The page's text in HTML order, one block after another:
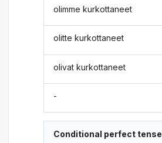
olimme kurkottaneet
olitte kurkottaneet
olivat kurkottaneet
-
Conditional perfect tense